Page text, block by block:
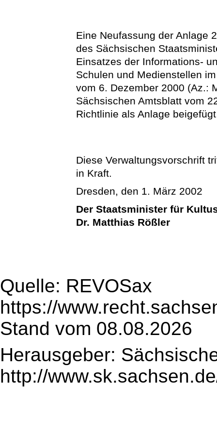
Eine Neufassung der Anlage
des Sächsischen
Einsatzes der Informations-
Schulen und Medienstellen
vom 6. Dezember 2000 (Az.:
Sächsischen Amtsblatt vom
Richtlinie als Anlage
Diese Verwaltungsvorschrift
in Kraft.
Dresden, den 1. März 2002
Der Staatsminister für
Dr. Matthias Rößler
Quelle: REVOSax
https://
Stand vom 08.08.2026
Herausgeber:
http://